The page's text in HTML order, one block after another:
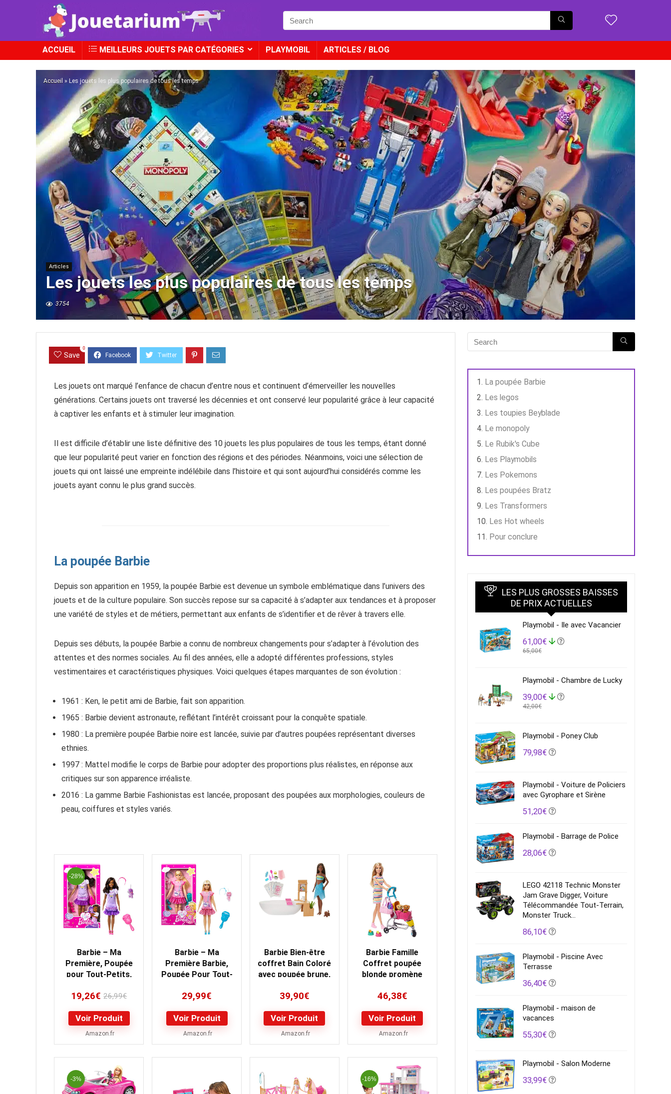
ACCUEIL MEILLEURS JOUETS PAR CATÉGORIES PLAYMOBIL ARTICLES / BLOG
Accueil » Les jouets les plus populaires de tous les temps
Articles
Les jouets les plus populaires de tous les temps
3754
Save
0
Les jouets ont marqué l’enfance de chacun d’entre nous et continuent d’émerveiller les nouvelles
générations. Certains jouets ont traversé les décennies et ont conservé leur popularité grâce à leur capacité
à captiver les enfants et à stimuler leur imagination.
Il est difficile d’établir une liste définitive des 10 jouets les plus populaires de tous les temps, étant donné
que leur popularité peut varier en fonction des régions et des périodes. Néanmoins, voici une sélection de
jouets qui ont laissé une empreinte indélébile dans l’histoire et qui sont aujourd’hui considérés comme les
jouets ayant connu le plus grand succès.
La poupée Barbie
Depuis son apparition en 1959, la poupée Barbie est devenue un symbole emblématique dans l’univers des
jouets et de la culture populaire. Son succès repose sur sa capacité à s’adapter aux tendances et à proposer
une variété de styles et de métiers, permettant aux enfants de s’identifier et de rêver à travers elle.
Depuis ses débuts, la poupée Barbie a connu de nombreux changements pour s’adapter à l’évolution des
attentes et des normes sociales. Au fil des années, elle a adopté différentes professions, styles
vestimentaires et caractéristiques physiques. Voici quelques étapes marquantes de son évolution :
1961 : Ken, le petit ami de Barbie, fait son apparition.
1965 : Barbie devient astronaute, reflétant l’intérêt croissant pour la conquête spatiale.
1980 : La première poupée Barbie noire est lancée, suivie par d’autres poupées représentant diverses
ethnies.
1997 : Mattel modifie le corps de Barbie pour adopter des proportions plus réalistes, en réponse aux
critiques sur son apparence irréaliste.
2016 : La gamme Barbie Fashionistas est lancée, proposant des poupées aux morphologies, couleurs de
peau, coiffures et styles variés.
-28%
Barbie – Ma
Première, Poupée
pour Tout-Petits,
Poupée Brooklyn,
19,26€ 26,99€
Voir Produit
Amazon.fr
Barbie – Ma
Première Barbie,
Poupée Pour Tout-
Première Barbie
29,99€
Voir Produit
Amazon.fr
Barbie Bien-être
coffret Bain Coloré
avec poupée brune,
chiot et…
39,90€
Voir Produit
Amazon.fr
Barbie Famille
Coffret poupée
blonde promène
figurines animaux
46,38€
Voir Produit
Amazon.fr
-3% -16%
La poupée Barbie
Les legos
Les toupies Beyblade
Le monopoly
Le Rubik's Cube
Les Playmobils
Les Pokemons
Les poupées Bratz
Les Transformers
Les Hot wheels
Pour conclure
LES PLUS GROSSES BAISSES
DE PRIX ACTUELLES
Playmobil - Ile avec Vacancier
61,00€
65,00€
Playmobil - Chambre de Lucky
39,00€
42,00€
Playmobil - Poney Club
79,98€
Playmobil - Voiture de Policiers
avec Gyrophare et Sirène
51,20€
Playmobil - Barrage de Police
28,06€
LEGO 42118 Technic Monster
Jam Grave Digger, Voiture
Télécommandée Tout-Terrain,
Monster Truck...
86,10€
Playmobil - Piscine Avec
Terrasse
36,40€
Playmobil - maison de
vacances
55,30€
Playmobil - Salon Moderne
33,99€